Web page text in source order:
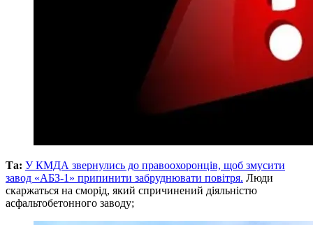
Та: У КМДА звернулись до правоохоронців, щоб змусити
завод «АБЗ-1» припинити забруднювати повітря. Люди
скаржаться на сморід, який спричинений діяльністю
асфальтобетонного заводу;